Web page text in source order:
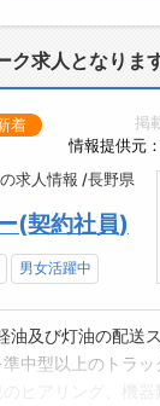
フィス 、コワーキ
業にとってのサテ
拠点として、地域
”的スペースとし
ングスペースのと
Living」を併設。
コーナー、フード
求人となります
掲
情報提供元
着
求人情報 /長野県
(契約社員)
男女活躍中
及び灯油の配送
準中型以上のトラ